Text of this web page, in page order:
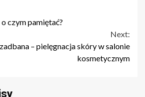
czym pamiętać?
Next:
– pielęgnacja skóry w salonie
kosmetycznym